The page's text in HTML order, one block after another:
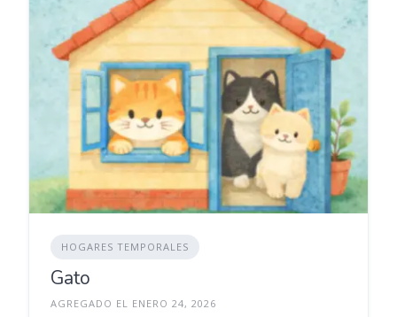
HOGARES TEMPORALES
Gato
AGREGADO EL ENERO 24, 2026